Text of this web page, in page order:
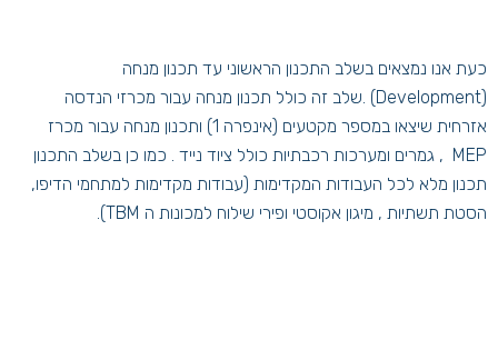
כעת אנו נמצאים בשלב התכנון הראשוני עד תכנון מנחה
(Development) .שלב זה כולל תכנון מנחה עבור מכרזי הנדסה
אזרחית שיצאו במספר מקטעים (אינפרה 1) ותכנון מנחה עבור מכרז
MEP , גמרים ומערכות רכבתיות כולל ציוד נייד . כמו כן בשלב התכנון
תכנון מלא לכל העבודות המקדימות (עבודות מקדימות למתחמי הדיפו,
הסטת תשתיות , מיגון אקוסטי ופירי שילוח למכונות ה TBM).